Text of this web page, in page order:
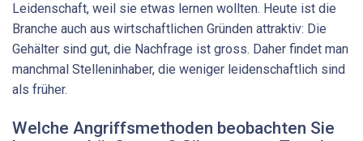
Leidenschaft, weil sie etwas lernen wollten. Heute ist die
Branche auch aus wirtschaftlichen Gründen attraktiv: Die
Gehälter sind gut, die Nachfrage ist gross. Daher findet man
manchmal Stelleninhaber, die weniger leidenschaftlich sind
als früher.
Welche Angriffsmethoden beobachten Sie